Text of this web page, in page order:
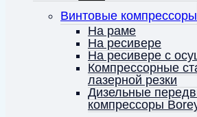
Винтовые компрессоры
На раме
На ресивере
На ресивере с
Компрессорные
лазерной резки
Дизельные
компрессоры